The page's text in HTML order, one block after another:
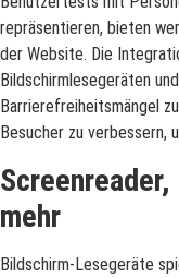
repräsentieren, bieten
der Website. Die
Bildschirmlesegeräten
Barrierefreiheitsmängel
Besucher zu verbessern,
mehr
Bildschirm-Lesegeräte